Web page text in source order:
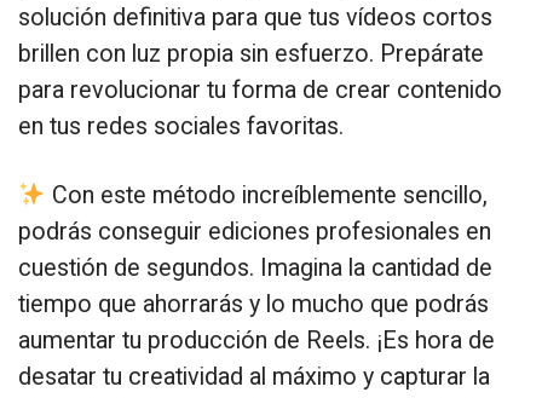
solución definitiva para que tus vídeos cortos
brillen con luz propia sin esfuerzo. Prepárate
para revolucionar tu forma de crear contenido
en tus redes sociales favoritas.
Con este método increíblemente sencillo,
podrás conseguir ediciones profesionales en
cuestión de segundos. Imagina la cantidad de
tiempo que ahorrarás y lo mucho que podrás
aumentar tu producción de Reels. ¡Es hora de
desatar tu creatividad al máximo y capturar la